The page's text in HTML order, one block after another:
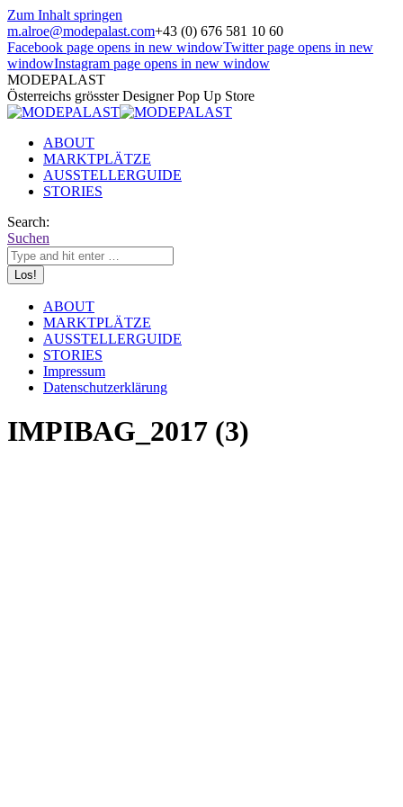
Zum Inhalt springen
m.alroe@modepalast.com+43 (0) 676 581 10 60
Facebook page opens in new windowTwitter page opens in new
windowInstagram page opens in new window
MODEPALAST
Österreichs grösster Designer Pop Up Store
ABOUT
MARKTPLÄTZE
AUSSTELLERGUIDE
STORIES
Search:
Suchen
ABOUT
MARKTPLÄTZE
AUSSTELLERGUIDE
STORIES
Impressum
Datenschutzerklärung
IMPIBAG_2017 (3)